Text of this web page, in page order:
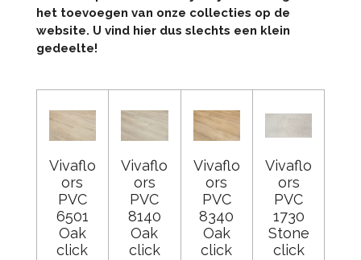
het toevoegen van onze collecties op de
website. U vind hier dus slechts een klein
gedeelte!
Vivaflo
ors
PVC
6501
Oak
click
Vivaflo
ors
PVC
8140
Oak
click
Vivaflo
ors
PVC
8340
Oak
click
Vivaflo
ors
PVC
1730
Stone
click